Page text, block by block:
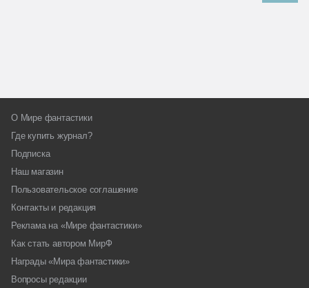
О Мире фантастики
Где купить журнал?
Подписка
Наш магазин
Пользовательское соглашение
Контакты и редакция
Реклама на «Мире фантастики»
Как стать автором МирФ
Награды «Мира фантастики»
Вопросы редакции